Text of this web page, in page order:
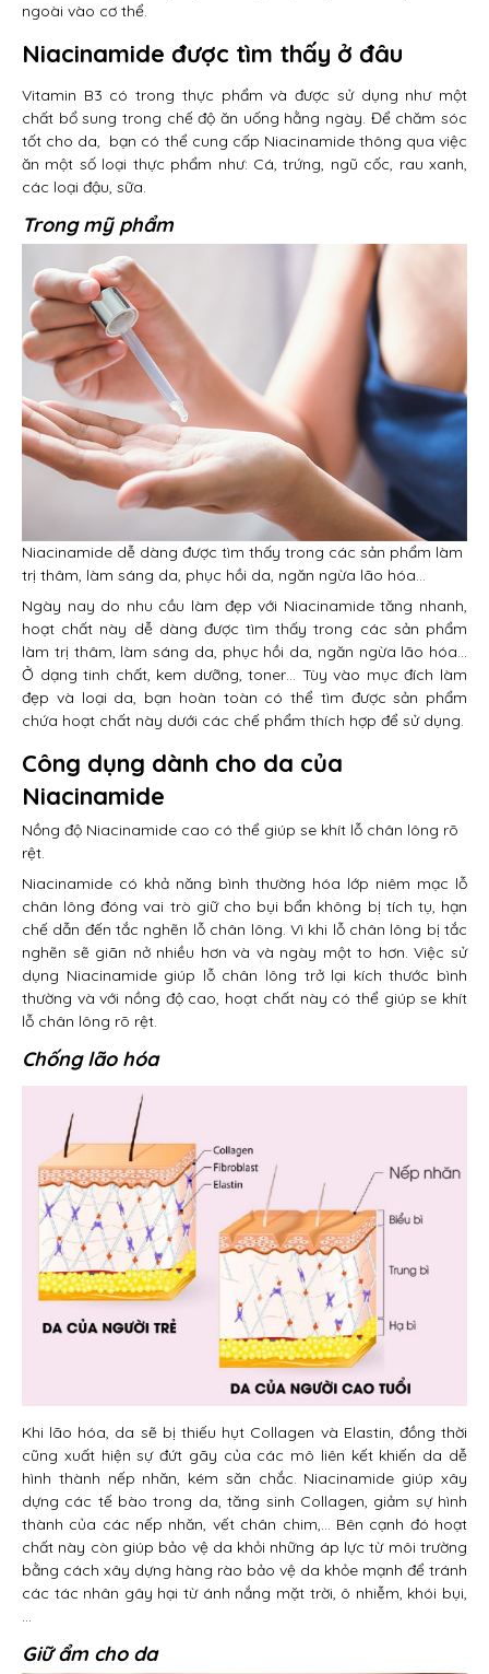
ngoài vào cơ thể.
Niacinamide được tìm thấy ở đâu
Vitamin B3 có trong thực phẩm và được sử dụng như một
chất bổ sung trong chế độ ăn uống hằng ngày. Để chăm sóc
tốt cho da, bạn có thể cung cấp Niacinamide thông qua việc
ăn một số loại thực phẩm như: Cá, trứng, ngũ cốc, rau xanh,
các loại đậu, sữa.
Trong mỹ phẩm
Niacinamide dễ dàng được tìm thấy trong các sản phẩm làm
trị thâm, làm sáng da, phục hồi da, ngăn ngừa lão hóa…
Ngày nay do nhu cầu làm đẹp với Niacinamide tăng nhanh,
hoạt chất này dễ dàng được tìm thấy trong các sản phẩm
làm trị thâm, làm sáng da, phục hồi da, ngăn ngừa lão hóa…
Ở dạng tinh chất, kem dưỡng, toner… Tùy vào mục đích làm
đẹp và loại da, bạn hoàn toàn có thể tìm được sản phẩm
chứa hoạt chất này dưới các chế phẩm thích hợp để sử dụng.
Công dụng dành cho da của
Niacinamide
Nồng độ Niacinamide cao có thể giúp se khít lỗ chân lông rõ
rệt.
Niacinamide có khả năng bình thường hóa lớp niêm mạc lỗ
chân lông đóng vai trò giữ cho bụi bẩn không bị tích tụ, hạn
chế dẫn đến tắc nghẽn lỗ chân lông. Vì khi lỗ chân lông bị tắc
nghẽn sẽ giãn nở nhiều hơn và và ngày một to hơn. Việc sử
dụng Niacinamide giúp lỗ chân lông trở lại kích thước bình
thường và với nồng độ cao, hoạt chất này có thể giúp se khít
lỗ chân lông rõ rệt.
Chống lão hóa
Khi lão hóa, da sẽ bị thiếu hụt Collagen và Elastin, đồng thời
cũng xuất hiện sự đứt gãy của các mô liên kết khiến da dễ
hình thành nếp nhăn, kém săn chắc. Niacinamide giúp xây
dựng các tế bào trong da, tăng sinh Collagen, giảm sự hình
thành của các nếp nhăn, vết chân chim,… Bên cạnh đó hoạt
chất này còn giúp bảo vệ da khỏi những áp lực từ môi trường
bằng cách xây dựng hàng rào bảo vệ da khỏe mạnh để tránh
các tác nhân gây hại từ ánh nắng mặt trời, ô nhiễm, khói bụi,
…
Giữ ẩm cho da